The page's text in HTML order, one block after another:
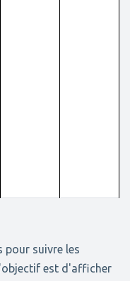
pour suivre les
est d'afficher